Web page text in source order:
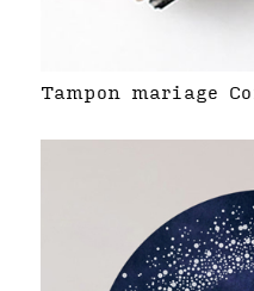
Tampon mariage